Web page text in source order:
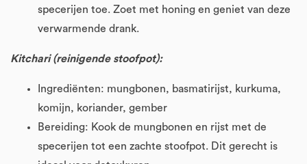
specerijen toe. Zoet met honing en geniet van deze
verwarmende drank.
Kitchari (reinigende stoofpot):
Ingrediënten: mungbonen, basmatirijst, kurkuma,
komijn, koriander, gember
​​​​​​​Bereiding: Kook de mungbonen en rijst met de
specerijen tot een zachte stoofpot. Dit gerecht is